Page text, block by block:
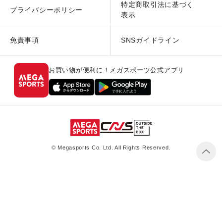
プライバシーポリシー
特定商取引法に基づく
表示
免責事項 SNSガイドライン
お買い物が便利に！メガスポーツ公式アプリ
© Megasports Co. Ltd. All Rights Reserved.